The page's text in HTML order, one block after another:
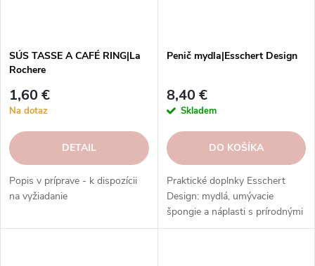
SÚS TASSE A CAFÉ RING|La
Rochere
1,60 €
Na dotaz
DETAIL
Popis v príprave - k dispozícii
na vyžiadanie
Penič mydla|Esschert Design
8,40 €
Skladem
DO KOŠÍKA
Praktické doplnky Esschert
Design: mydlá, umývacie
špongie a náplasti s prírodnými
zložkami a motívmi.